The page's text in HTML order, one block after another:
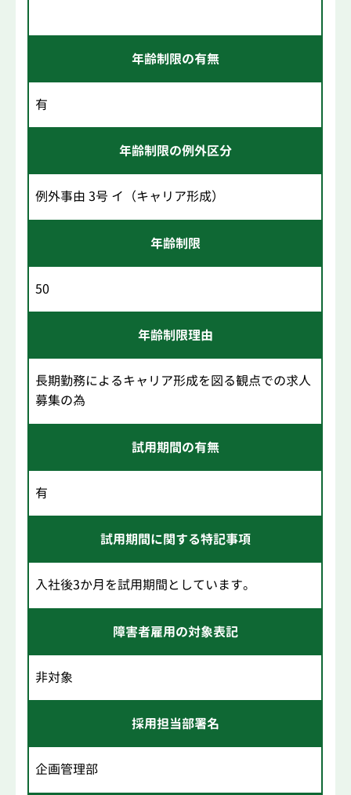
年齢制限の有無
有
年齢制限の例外区分
例外事由 3号 イ（キャリア形成）
年齢制限
50
年齢制限理由
長期勤務によるキャリア形成を図る観点での求人
募集の為
試用期間の有無
有
試用期間に関する特記事項
入社後3か月を試用期間としています。
障害者雇用の対象表記
非対象
採用担当部署名
企画管理部